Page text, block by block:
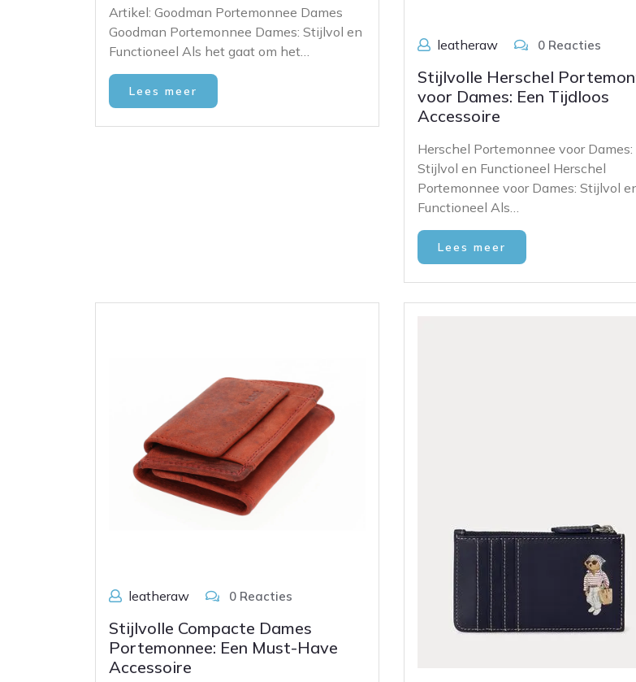
Artikel: Goodman Portemonnee Dames
Goodman Portemonnee Dames: Stijlvol en
Functioneel Als het gaat om het…
Lees meer
leatheraw 0 Reacties
Stijlvolle Herschel
voor Dames: Een Tijdloos
Accessoire
Herschel Portemonnee voor Dames:
Stijlvol en Functioneel Herschel
Portemonnee voor Dames: Stijlvol
Functioneel Als…
Lees meer
leatheraw 0 Reacties
Stijlvolle Compacte Dames
Portemonnee: Een Must-Have
Accessoire